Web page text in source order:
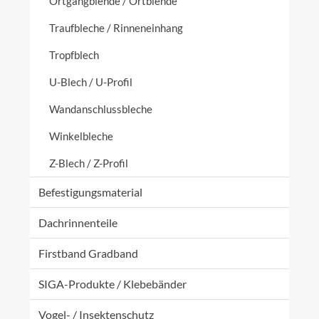
Traufbleche / Rinneneinhang
Tropfblech
U-Blech / U-Profil
Wandanschlussbleche
Winkelbleche
Z-Blech / Z-Profil
Befestigungsmaterial
Dachrinnenteile
Firstband Gradband
SIGA-Produkte / Klebebänder
Vogel- / Insektenschutz